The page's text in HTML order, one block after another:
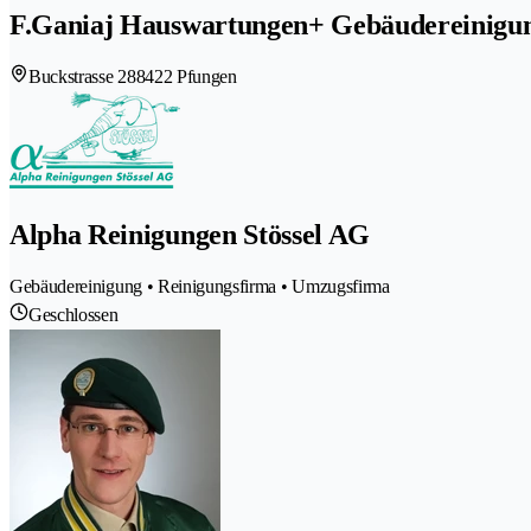
F.Ganiaj Hauswartungen+
Buckstrasse 288422 Pfungen
Alpha Reinigungen Stössel AG
Gebäudereinigung • Reinigungsfirma • Umzugsfirma
Geschlossen